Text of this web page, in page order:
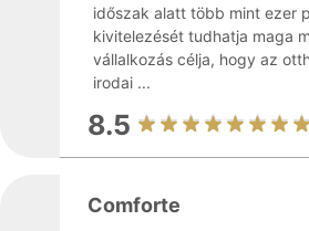
időszak alatt több mint ezer
kivitelezését tudhatja maga
vállalkozás célja, hogy az
irodai ...
8.5
Comforte